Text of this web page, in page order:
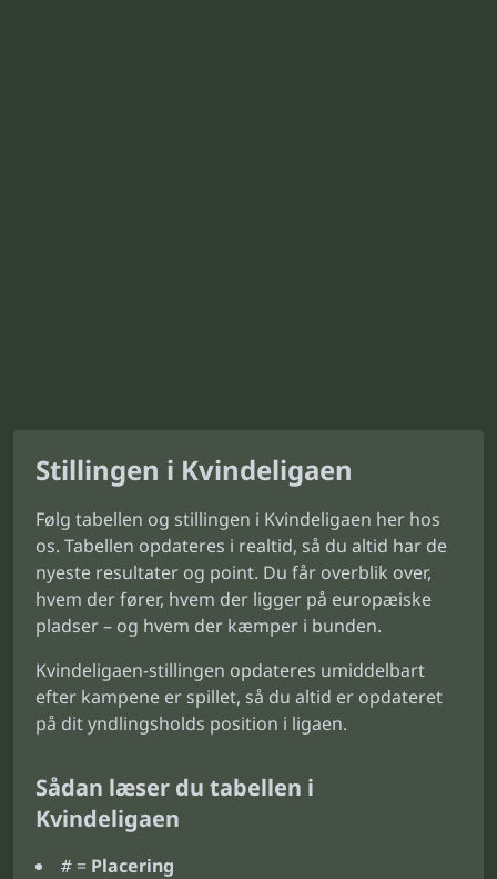
Stillingen i Kvindeligaen
Følg tabellen og stillingen i Kvindeligaen her hos
os. Tabellen opdateres i realtid, så du altid har de
nyeste resultater og point. Du får overblik over,
hvem der fører, hvem der ligger på europæiske
pladser – og hvem der kæmper i bunden.
Kvindeligaen-stillingen opdateres umiddelbart
efter kampene er spillet, så du altid er opdateret
på dit yndlingsholds position i ligaen.
Sådan læser du tabellen i
Kvindeligaen
# = Placering